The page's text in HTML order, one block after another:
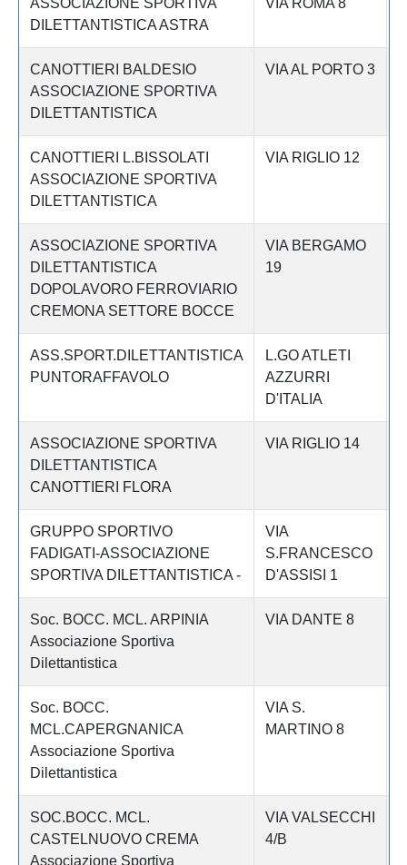
ASSOCIAZIONE SPORTIVA
DILETTANTISTICA ASTRA
VIA ROMA 8
CANOTTIERI BALDESIO
ASSOCIAZIONE SPORTIVA
DILETTANTISTICA
VIA AL PORTO 3
CANOTTIERI L.BISSOLATI
ASSOCIAZIONE SPORTIVA
DILETTANTISTICA
VIA RIGLIO 12
ASSOCIAZIONE SPORTIVA
DILETTANTISTICA
DOPOLAVORO FERROVIARIO
CREMONA SETTORE BOCCE
VIA BERGAMO
19
ASS.SPORT.DILETTANTISTICA
PUNTORAFFAVOLO
L.GO ATLETI
AZZURRI
D'ITALIA
ASSOCIAZIONE SPORTIVA
DILETTANTISTICA
CANOTTIERI FLORA
VIA RIGLIO 14
GRUPPO SPORTIVO
FADIGATI-ASSOCIAZIONE
SPORTIVA DILETTANTISTICA -
VIA
S.FRANCESCO
D'ASSISI 1
Soc. BOCC. MCL. ARPINIA
Associazione Sportiva
Dilettantistica
VIA DANTE 8
Soc. BOCC.
MCL.CAPERGNANICA
Associazione Sportiva
Dilettantistica
VIA S.
MARTINO 8
SOC.BOCC. MCL.
CASTELNUOVO CREMA
Associazione Sportiva
VIA VALSECCHI
4/B